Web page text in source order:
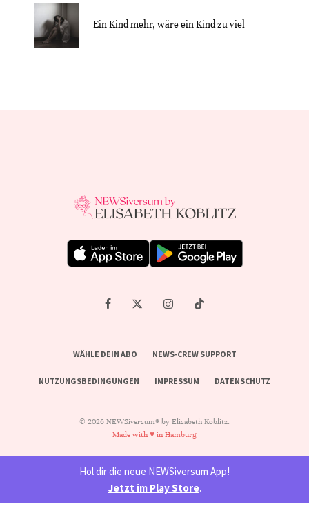
Ein Kind mehr, wäre ein Kind zu viel
WÄHLE DEIN ABO NEWS-CREW SUPPORT
NUTZUNGSBEDINGUNGEN IMPRESSUM DATENSCHUTZ
© 2026 NEWSiversum® by Elisabeth Koblitz.
Made with ♥ in Hamburg
Hol dir die neue NEWSiversum App!
Jetzt im Play Store.